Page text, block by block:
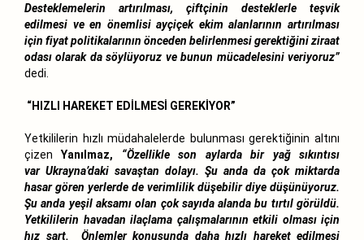
Desteklemelerin artırılması, çiftçinin desteklerle teşvik
edilmesi ve en önemlisi ayçiçek ekim alanlarının artırılması
için fiyat politikalarının önceden belirlenmesi gerektiğini ziraat
odası olarak da söylüyoruz ve bunun mücadelesini veriyoruz”
dedi.
“HIZLI HAREKET EDİLMESİ GEREKİYOR”
Yetkililerin hızlı müdahalelerde bulunması gerektiğinin altını
çizenYanılmaz,
“Özellikle son aylarda bir yağ sıkıntısı
var Ukrayna’daki savaştan dolayı. Şu anda da çok miktarda
hasar gören yerlerde de verimlilik düşebilir diye düşünüyoruz.
Şu anda yeşil aksamı olan çok sayıda alanda bu tırtıl görüldü.
Yetkililerin havadan ilaçlama çalışmalarının etkili olması için
hız şart. Önlemler konusunda daha hızlı hareket edilmesi